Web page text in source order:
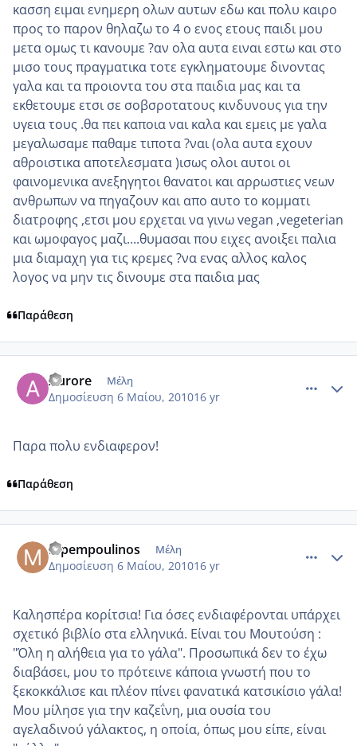
κασση ειμαι ενημερη ολων αυτων εδω και πολυ καιρο
προς το παρον θηλαζω το 4 ο ενος ετους παιδι μου
μετα ομως τι κανουμε ?αν ολα αυτα ειναι εστω και στο
μισο τους πραγματικα τοτε εγκληματουμε δινοντας
γαλα και τα προιοντα του στα παιδια μας και τα
εκθετουμε ετσι σε σοβσροτατους κινδυνους για την
υγεια τους .θα πει καποια ναι καλα και εμεις με γαλα
μεγαλωσαμε παθαμε τιποτα ?ναι (ολα αυτα εχουν
αθροιστικα αποτελεσματα )ισως ολοι αυτοι οι
φαινομενικα ανεξηγητοι θανατοι και αρρωστιες νεων
ανθρωπων να πηγαζουν και απο αυτο το κομματι
διατροφης ,ετσι μου ερχεται να γινω vegan ,vegeterian
και ωμοφαγος μαζι....θυμασαι που ειχες ανοιξει παλια
μια διαμαχη για τις κρεμες ?να ενας αλλος καλος
λογος να μην τις δινουμε στα παιδια μας
Παράθεση
Aurore Μέλη
Δημοσίευση 6 Μαίου, 201016 yr
Παρα πολυ ενδιαφερον!
Παράθεση
mpempoulinos Μέλη
Δημοσίευση 6 Μαίου, 201016 yr
Καλησπέρα κορίτσια! Για όσες ενδιαφέρονται υπάρχει
σχετικό βιβλίο στα ελληνικά. Είναι του Μουτούση :
"Όλη η αλήθεια για το γάλα". Προσωπικά δεν το έχω
διαβάσει, μου το πρότεινε κάποια γνωστή που το
ξεκοκκάλισε και πλέον πίνει φανατικά κατσικίσιο γάλα!
Μου μίλησε για την καζεΐνη, μια ουσία του
αγελαδινού γάλακτος, η οποία, όπως μου είπε, είναι